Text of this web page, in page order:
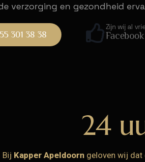
verzorging en gezondheid
301 38 38
Zijn wij al
Facebook
24
Bij Kapper Apeldoorn geloven wij dat